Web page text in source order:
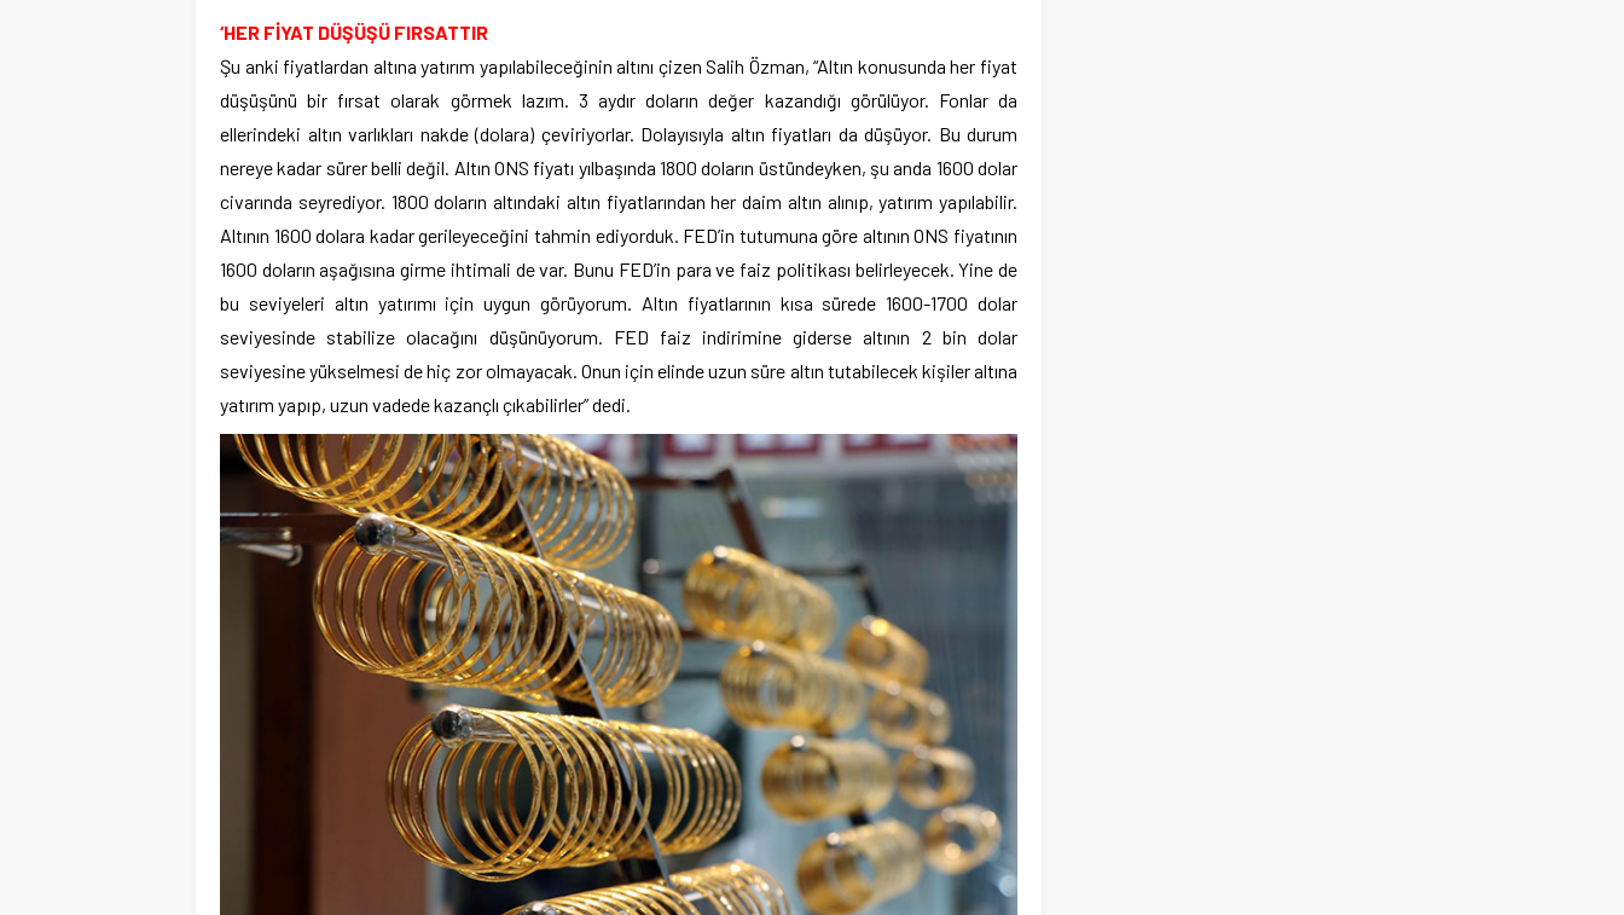
‘HER FİYAT DÜŞÜŞÜ FIRSATTIR
Şu anki fiyatlardan altına yatırım yapılabileceğinin altını çizen Salih Özman, “Altın konusunda her fiyat
düşüşünü bir fırsat olarak görmek lazım. 3 aydır doların değer kazandığı görülüyor. Fonlar da
ellerindeki altın varlıkları nakde (dolara) çeviriyorlar. Dolayısıyla altın fiyatları da düşüyor. Bu durum
nereye kadar sürer belli değil. Altın ONS fiyatı yılbaşında 1800 doların üstündeyken, şu anda 1600 dolar
civarında seyrediyor. 1800 doların altındaki altın fiyatlarından her daim altın alınıp, yatırım yapılabilir.
Altının 1600 dolara kadar gerileyeceğini tahmin ediyorduk. FED’in tutumuna göre altının ONS fiyatının
1600 doların aşağısına girme ihtimali de var. Bunu FED’in para ve faiz politikası belirleyecek. Yine de
bu seviyeleri altın yatırımı için uygun görüyorum. Altın fiyatlarının kısa sürede 1600-1700 dolar
seviyesinde stabilize olacağını düşünüyorum. FED faiz indirimine giderse altının 2 bin dolar
seviyesine yükselmesi de hiç zor olmayacak. Onun için elinde uzun süre altın tutabilecek kişiler altına
yatırım yapıp, uzun vadede kazançlı çıkabilirler” dedi.